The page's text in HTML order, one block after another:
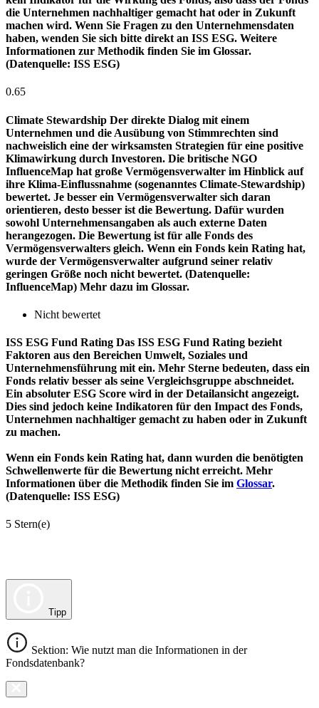
die Unternehmen nachhaltiger gemacht hat oder in Zukunft
machen wird. Wenn Sie Fragen zu den Unternehmensdaten
haben, wenden Sie sich bitte direkt an ISS ESG. Weitere
Informationen zur Methodik finden Sie im Glossar.
(Datenquelle: ISS ESG)
0.65
Climate Stewardship Der direkte Dialog mit einem
Unternehmen und die Ausübung von Stimmrechten sind
nachweislich eine der wirksamsten Strategien für eine positive
Klimawirkung durch Investoren. Die britische NGO
InfluenceMap hat große Vermögensverwalter im Hinblick auf
ihre Klima-Einflussnahme (sogenanntes Climate-Stewardship)
bewertet. Je besser ein Vermögensverwalter sich daran
orientieren, desto besser ist die Bewertung. Dafür wurden
sowohl Unternehmensangaben als auch externe Daten
herangezogen. Die Bewertung ist für alle Fonds des
Vermögensverwalters gleich. Wenn ein Fonds kein Rating hat,
wurde der Vermögensverwalter aufgrund seiner relativ
geringen Größe noch nicht bewertet. (Datenquelle:
InfluenceMap) Mehr dazu im Glossar.
Nicht bewertet
ISS ESG Fund Rating Das ISS ESG Fund Rating bezieht
Faktoren aus den Bereichen Umwelt, Soziales und
Unternehmensführung mit ein. Mehr Sterne bedeuten, dass ein
Fonds relativ besser als seine Vergleichsgruppe abschneidet.
Ein absoluter ESG Score wird in der Detailansicht angezeigt.
Dies sind jedoch keine Indikatoren für den Impact des Fonds,
Unternehmen nachhaltiger gemacht zu haben oder in Zukunft
zu machen.
Wenn ein Fonds kein Rating hat, dann wurden die benötigten
Schwellenwerte für die Bewertung nicht erreicht. Mehr
Informationen über die Methodik finden Sie im Glossar.
(Datenquelle: ISS ESG)
5 Stern(e)
Tipp
Sektion: Wie nutzt man die Informationen in der
Fondsdatenbank?